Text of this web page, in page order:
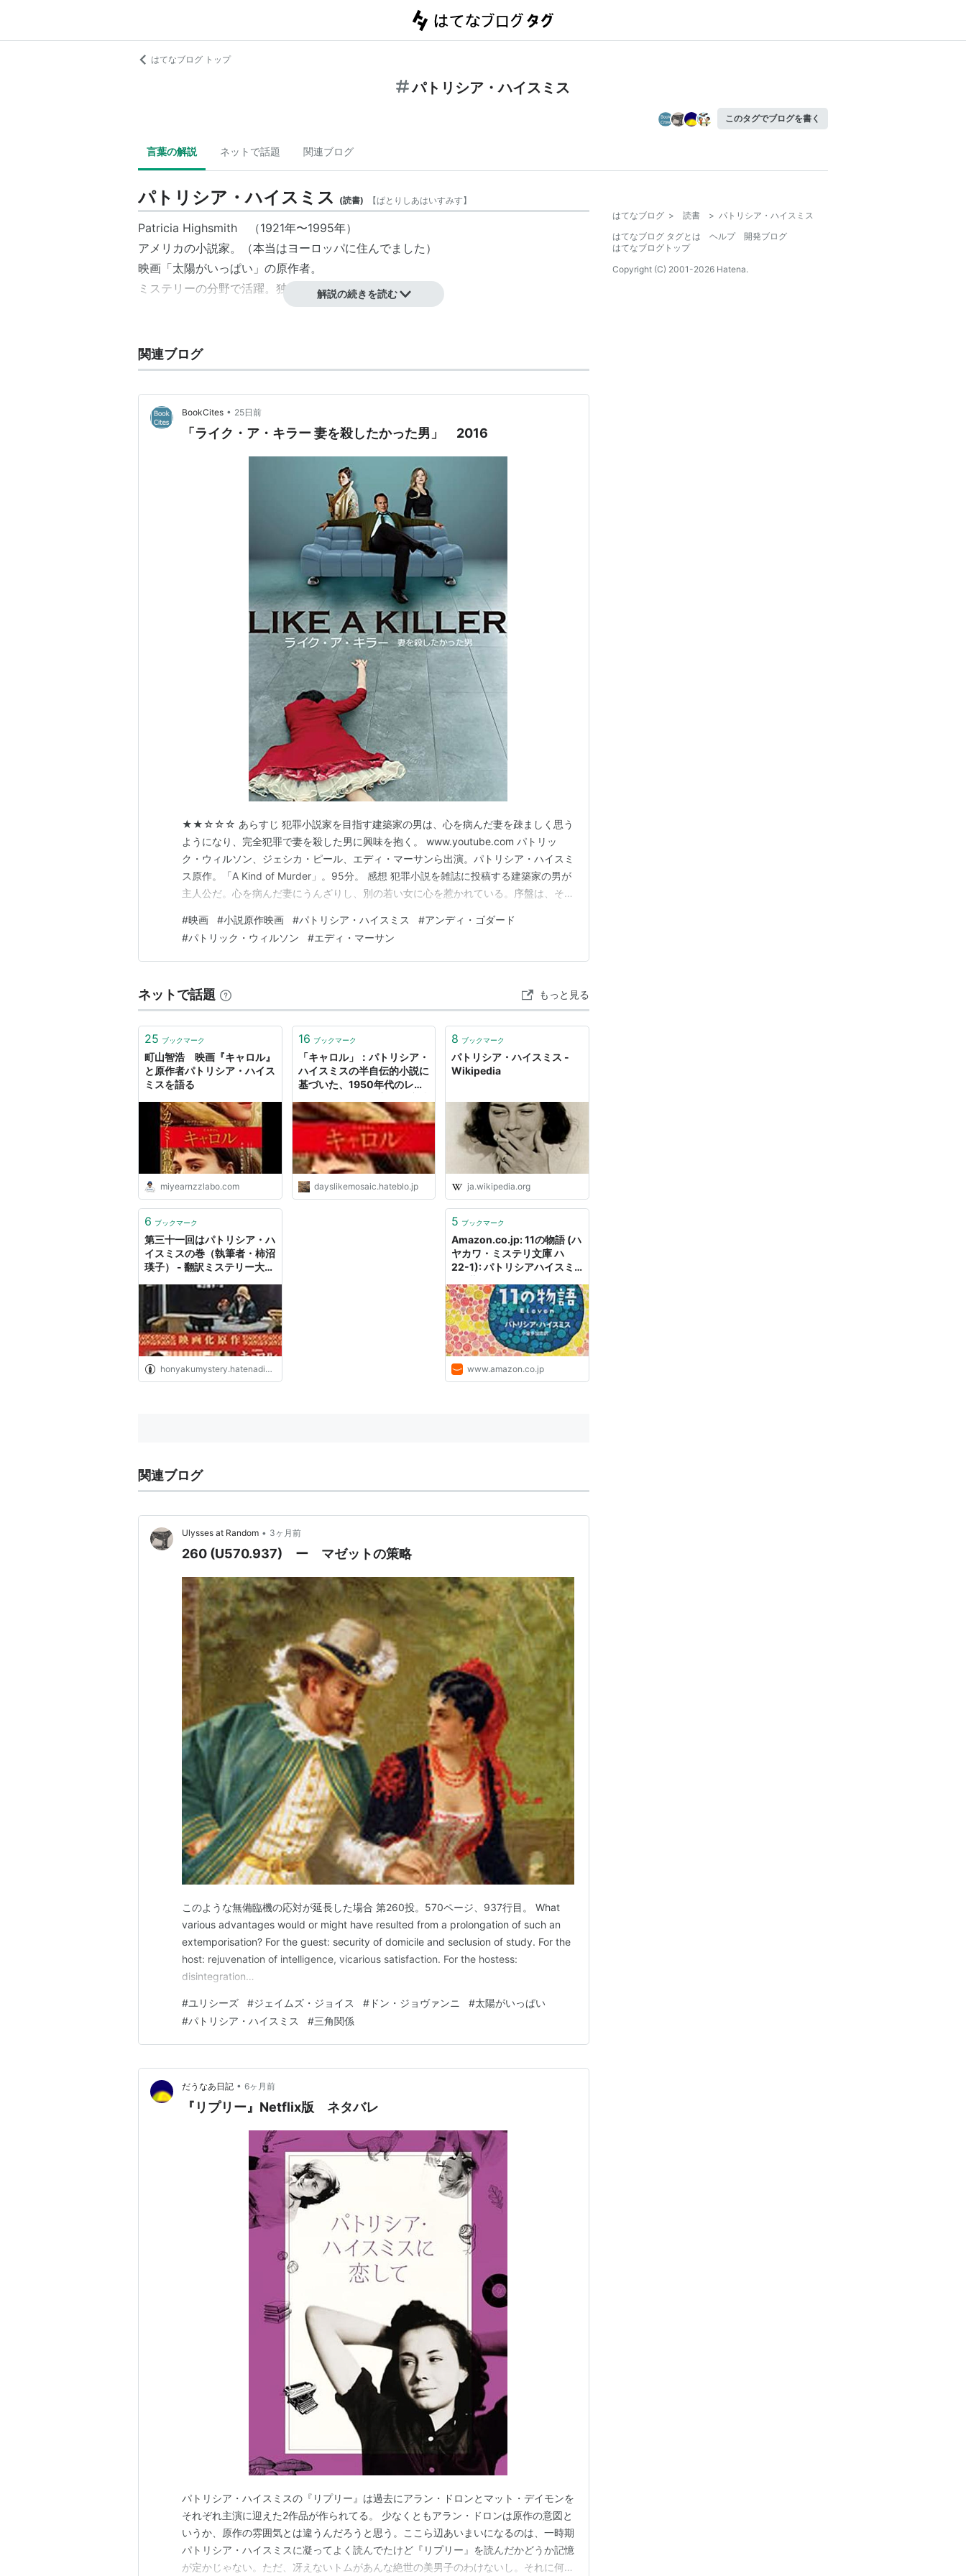
はてなブログ トップ
パトリシア・ハイスミス
このタグでブログを書く
言葉の解説 ネットで話題 関連ブログ
パトリシア・ハイスミス (読書) 【ぱとりしあはいすみす】
Patricia Highsmith （1921年〜1995年）
アメリカの小説家。（本当はヨーロッパに住んでました）
映画「太陽がいっぱい」の原作者。
ミステリーの分野で活躍。独特の心理描写に優れる。
解説の続きを読む
関連ブログ
BookCites • 25日前
「ライク・ア・キラー 妻を殺したかった男」 2016
★★☆☆☆ あらすじ 犯罪小説家を目指す建築家の男は、心を病んだ妻を疎ましく思う
ようになり、完全犯罪で妻を殺した男に興味を抱く。 www.youtube.com パトリッ
ク・ウィルソン、ジェシカ・ピール、エディ・マーサンら出演。パトリシア・ハイスミ
ス原作。「A Kind of Murder」。95分。 感想 犯罪小説を雑誌に投稿する建築家の男が
主人公だ。心を病んだ妻にうんざりし、別の若い女に心を惹かれている。序盤は、そん
子が交互に描かれていく。 時折ハッとするほど美しい陰影のある映像とサスペンスフ
ルな空気感で、グッと…
#映画 #小説原作映画 #パトリシア・ハイスミス #アンディ・ゴダード
#パトリック・ウィルソン #エディ・マーサン
ネットで話題 もっと見る
25 ブックマーク
町山智浩 映画『キャロル』
と原作者パトリシア・ハイス
ミスを語る
miyearnzzlabo.com
16 ブックマーク
「キャロル」：パトリシア・
ハイスミスの半自伝的小説に
基づいた、1950年代のレズ
度の高い恋愛ドラマ映画 - 夢
は洋画をかけ廻る
dayslikemosaic.hateblo.jp
8 ブックマーク
パトリシア・ハイスミス -
Wikipedia
ja.wikipedia.org
6 ブックマーク
第三十一回はパトリシア・ハ
イスミスの巻（執筆者・柿沼
瑛子） - 翻訳ミステリー大賞
honyakumystery.hatenadiary.org
5 ブックマーク
Amazon.co.jp: 11の物語 (ハ
ヤカワ・ミステリ文庫 ハ
22-1): パトリシアハイスミ
(原名), 多加志,小倉 (翻訳):
本
www.amazon.co.jp
関連ブログ
Ulysses at Random • 3ヶ月前
260 (U570.937) ー マゼットの策略
このような無備臨機の応対が延長した場合 第260投。570ページ、937行目。 What
various advantages would or might have resulted from a prolongation of such an
extemporisation? For the guest: security of domicile and seclusion of study. For the
host: rejuvenation of intelligence, vicarious satisfaction. For the hostess:
disintegration…
#ユリシーズ #ジェイムズ・ジョイス # ドン・ジョヴァンニ #太陽がいっぱい
#パトリシア・ハイスミス #三角関係
だうなあ日記 • 6ヶ月前
『リプリー』Netflix版 ネタバレ
パトリシア・ハイスミスの『リプリー』は過去にアラン・ドロンとマット・デイモンを
それぞれ主演に迎えた2作品が作られてる。 少なくともアラン・ドロンは原作の意図と
いうか、原作の雰囲気とは違うんだろうと思う。ここら辺あいまいになるのは、一時期
パトリシア・ハイスミスに凝ってよく読んでたけど『リプリー』を読んだかどうか記憶
が定かじゃない。ただ、冴えないトムがあんな絶世の美男子のわけないし。それに何よ
はてなブログ > 読書 > パトリシア・ハイスミス
はてなブログ タグとは
ヘルプ
開発ブログ
はてなブログトップ
Copyright (C) 2001-2026 Hatena.